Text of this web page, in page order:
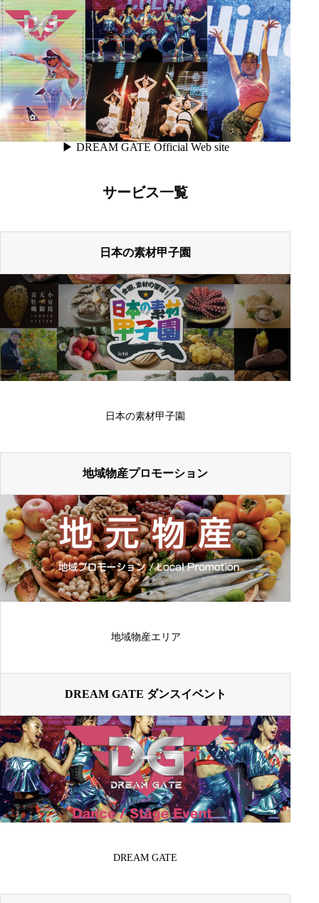
▶︎ DREAM GATE Official Web site
サービス一覧
日本の素材甲子園
日本の素材甲子園
地域物産プロモーション
地域物産エリア
DREAM GATE ダンスイベント
DREAM GATE